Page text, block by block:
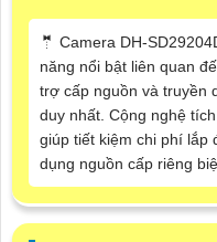
🤵 Camera DH-
năng nổi bật liên quan
trợ cấp nguồn và truyền
duy nhất. Cộng nghệ
giúp tiết kiệm chi phí lắp
dụng nguồn cấp riêng